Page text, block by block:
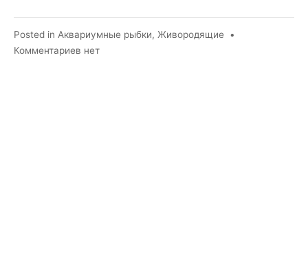
Posted in Аквариумные рыбки, Живородящие •
Комментариев кнет